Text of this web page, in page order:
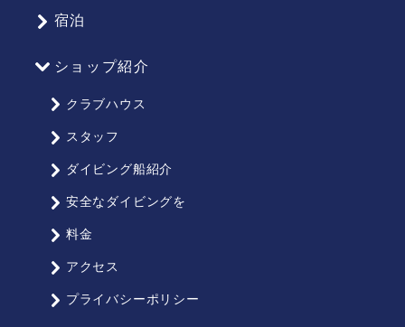
宿泊
ショップ紹介
クラブハウス
スタッフ
ダイビング船紹介
安全なダイビングを
料金
アクセス
プライバシーポリシー